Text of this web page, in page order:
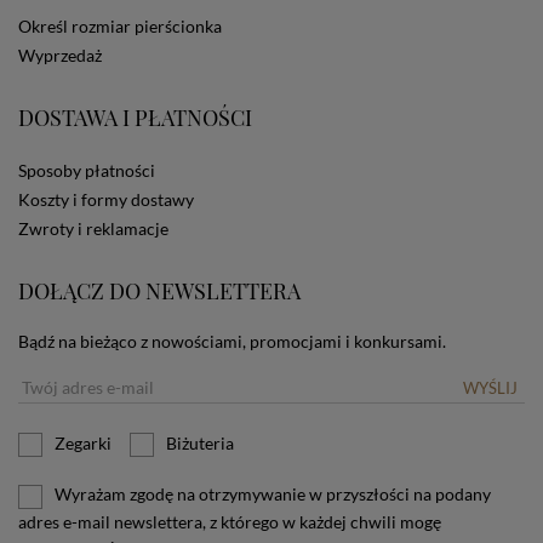
dotyczących cookies oznacza, że będą one
zamieszczane w urządzeniu końcowym każdego
użytkownika. Jeżeli użytkownik nie wyraża zgody na
ustawienia swojej przeglądarki.
Określ rozmiar pierścionka
Wyprzedaż
DOSTAWA I PŁATNOŚCI
Sposoby płatności
Koszty i formy dostawy
Zwroty i reklamacje
DOŁĄCZ DO NEWSLETTERA
Bądź na bieżąco z nowościami, promocjami i konkursami.
WYŚLIJ
Zegarki Biżuteria
Wyrażam zgodę na otrzymywanie w przyszłości na podany
adres e-mail newslettera, z którego w każdej chwili mogę